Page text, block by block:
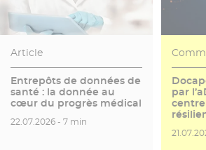
Article
Entrepôts de données de
santé : la donnée au
cœur du progrès médical
Date de publication
22.07.2026 - Temps de lecture
7 min
par
centre
Date de